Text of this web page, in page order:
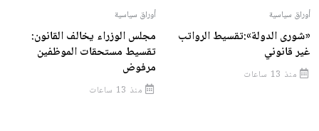
أوراق سياسية
«شورى الدولة»:تقسيط الرواتب
غير قانوني
منذ 13 ساعات
أوراق سياسية
مجلس الوزراء يخالف القانون:
تقسيط مستحقات الموظفين
مرفوض
منذ 13 ساعات